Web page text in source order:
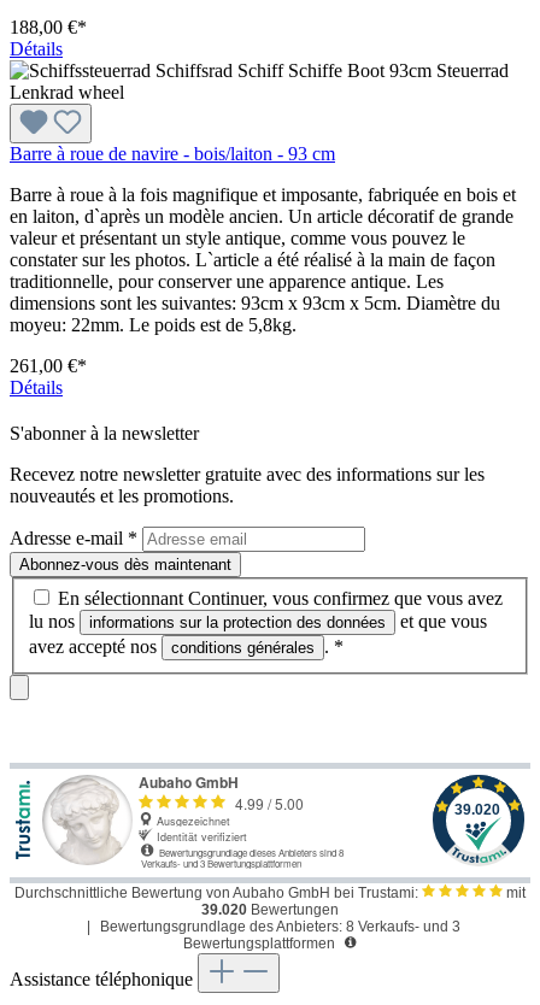
188,00 €*
Détails
Barre à roue de navire - bois/laiton - 93 cm
Barre à roue à la fois magnifique et imposante, fabriquée en bois et
en laiton, d`après un modèle ancien. Un article décoratif de grande
valeur et présentant un style antique, comme vous pouvez le
constater sur les photos. L`article a été réalisé à la main de façon
traditionnelle, pour conserver une apparence antique. Les
dimensions sont les suivantes: 93cm x 93cm x 5cm. Diamètre du
moyeu: 22mm. Le poids est de 5,8kg.
261,00 €*
Détails
S'abonner à la newsletter
Recevez notre newsletter gratuite avec des informations sur les
nouveautés et les promotions.
Adresse e-mail *
Abonnez-vous dès maintenant
En sélectionnant Continuer, vous confirmez que vous avez
lu nos
informations sur la protection des données
et que vous
avez accepté nos
conditions générales . *
Durchschnittliche Bewertung von Aubaho GmbH bei Trustami:
mit
39.020 Bewertungen
Bewertungsgrundlage des Anbieters: 8 Verkaufs- und 3
Bewertungsplattformen
Assistance téléphonique